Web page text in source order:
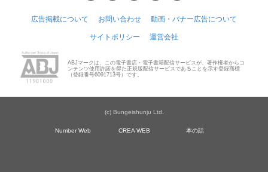
広告掲載について お問い合わせ 動画・バナー広告について
サイトポリシー 運営会社
ABJマークは、この電子書店・電子書籍配信サービスが、著作権者からコ
ンテンツ使用許諾を得た正規版配信サービスであることを示す登録商標
（登録番号6091713号）です。
(c) Bungeishunju Ltd.
Number Web CREA WEB 本の話